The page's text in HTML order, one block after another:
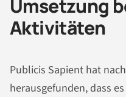
Umsetzung
Aktivitäten
Publicis Sapient hat
herausgefunden, dass